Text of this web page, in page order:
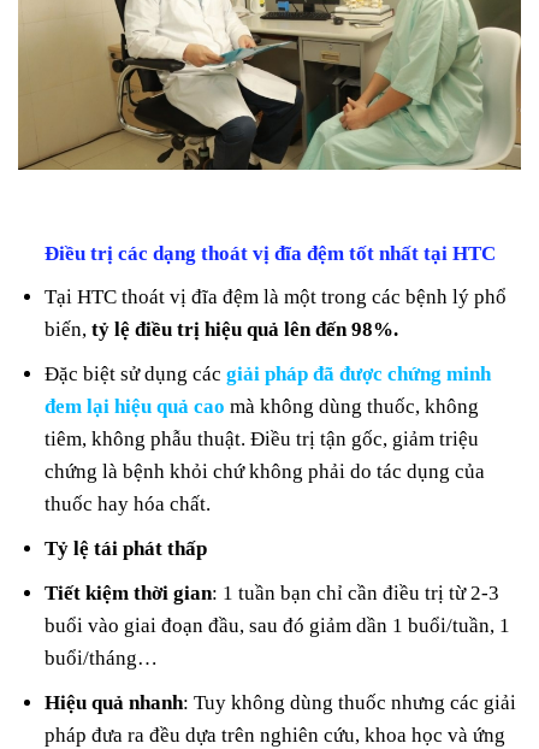
Điều trị các dạng thoát vị đĩa đệm tốt nhất tại HTC
Tại HTC thoát vị đĩa đệm là một trong các bệnh lý phổ
biến, tỷ lệ điều trị hiệu quả lên đến 98%.
Đặc biệt sử dụng cácgiải pháp đã được chứng minh
đem lại hiệu quả cao mà không dùng thuốc, không
tiêm, không phẫu thuật. Điều trị tận gốc, giảm triệu
chứng là bệnh khỏi chứ không phải do tác dụng của
thuốc hay hóa chất.
Tỷ lệ tái phát thấp
Tiết kiệm thời gian: 1 tuần bạn chỉ cần điều trị từ 2-3
buổi vào giai đoạn đầu, sau đó giảm dần 1 buổi/tuần, 1
buổi/tháng…
Hiệu quả nhanh: Tuy không dùng thuốc nhưng các giải
pháp đưa ra đều dựa trên nghiên cứu, khoa học và ứng